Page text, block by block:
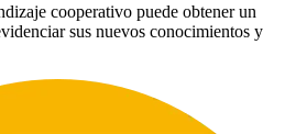
cooperativo puede obtener un
sus nuevos conocimientos y